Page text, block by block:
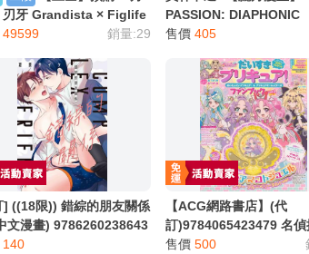
二段 【上士】預購10月
刃牙 Grandista × Figlife
次郎 劈腿 衣架 地表最強
度太低
49599 銷量:29
員林卡通⭐️【朧月漫畫】
PASSION: DIAPHONIC
SYMPHONIA 1~4 作者：
YUUJI
售價 405